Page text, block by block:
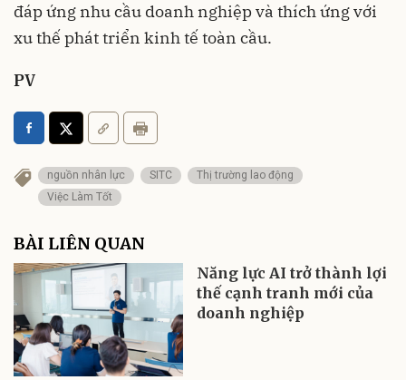
đáp ứng nhu cầu doanh nghiệp và thích ứng với
xu thế phát triển kinh tế toàn cầu.
PV
nguồn nhân lực SITC
Thị trường lao động
Việc Làm Tốt
BÀI LIÊN QUAN
Năng lực AI trở thành lợi
thế cạnh tranh mới của
doanh nghiệp